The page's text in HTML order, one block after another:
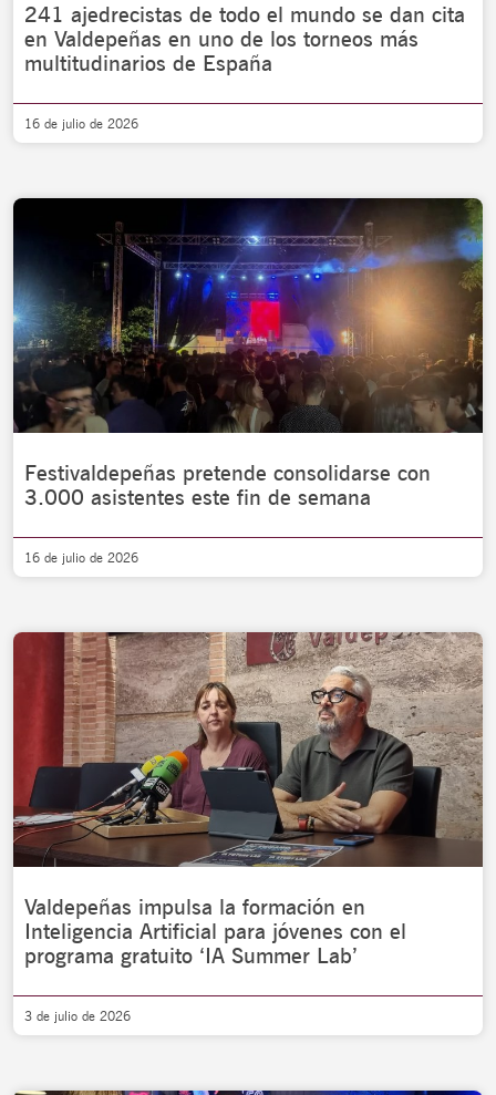
241 ajedrecistas de todo el mundo se dan cita
en Valdepeñas en uno de los torneos más
multitudinarios de España
16 de julio de 2026
Festivaldepeñas pretende consolidarse con
3.000 asistentes este fin de semana
16 de julio de 2026
Valdepeñas impulsa la formación en
Inteligencia Artificial para jóvenes con el
programa gratuito ‘IA Summer Lab’
3 de julio de 2026